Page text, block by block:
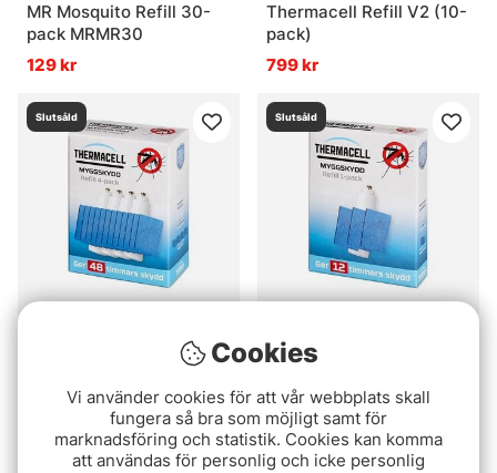
MR Mosquito Refill 30-
pack MRMR30
129 kr
Thermacell Refill V2 (10-
pack)
799 kr
Slutsåld
Thermacell Refill V2 (4-
379 kr
Slutsåld
Thermacell Refill (1-
Pack)
125 kr
Slutsåld Slutsåld
Cookies
Vi använder cookies för att vår webbplats skall
fungera så bra som möjligt samt för
marknadsföring och statistik. Cookies kan komma
att användas för personlig och icke personlig